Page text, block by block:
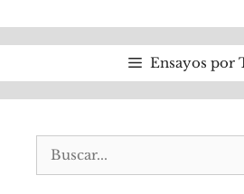
Ensayos por
Buscar: